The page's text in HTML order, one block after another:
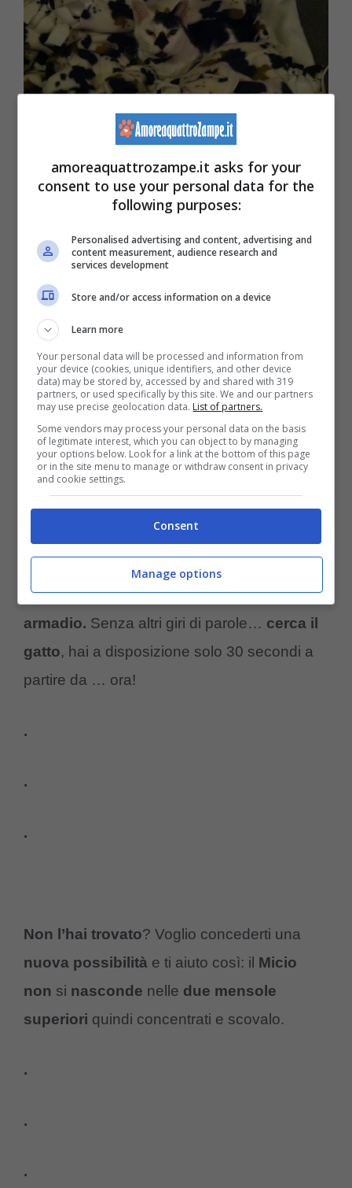
Terza foto e ultima foto: eccola.
Test 3 (Screenshot YT)
Si tratta chiaramente dell’internodi un
armadio. Senza altri giri di parole… cerca il
gatto, hai a disposizione solo 30 secondi a
partire da … ora!
.
.
.
Non l’hai trovato? Voglio concederti una
nuova possibilità e ti aiuto così: il Micio
non si nasconde nelle due mensole
superiori quindi concentrati e scovalo.
.
.
.
amoreaquattrozampe.it asks for your
consent to use your personal data for the
following purposes:
Personalised advertising and content, advertising and
content measurement, audience research and
services development
Store and/or access information on a device
Learn more
Your personal data will be processed and information from
your device (cookies, unique identifiers, and other device
data) may be stored by, accessed by and shared with 319
partners, or used specifically by this site. We and our partners
may use precise geolocation data. List of partners.
Some vendors may process your personal data on the basis
of legitimate interest, which you can object to by managing
your options below. Look for a link at the bottom of this page
or in the site menu to manage or withdraw consent in privacy
and cookie settings.
Consent
Manage options